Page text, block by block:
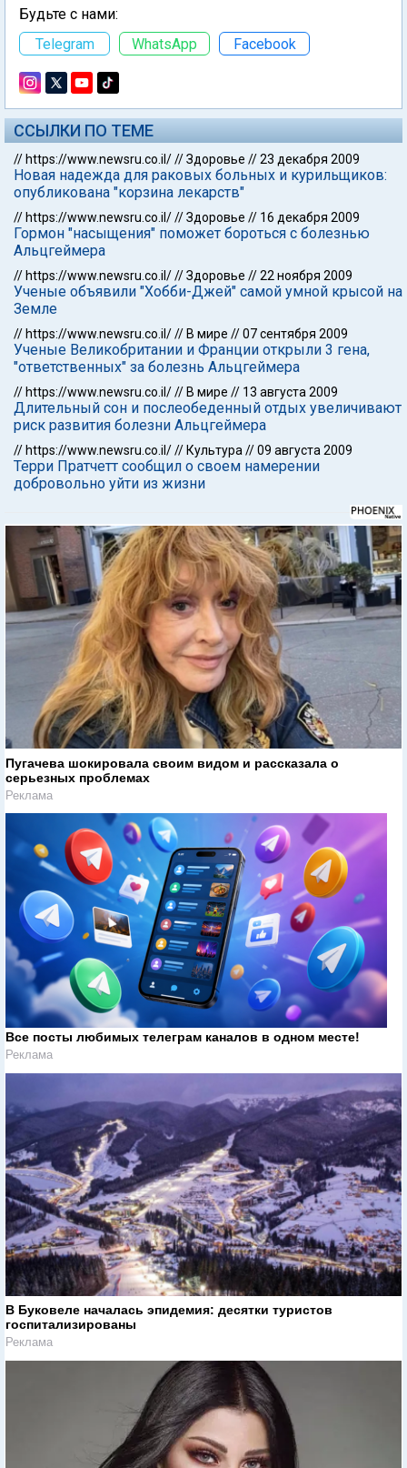
Будьте с нами:
Telegram
WhatsApp Facebook
ССЫЛКИ ПО ТЕМЕ
// https://www.newsru.co.il///Здоровье //23 декабря 2009
Новая надежда для раковых больных и курильщиков:
опубликована "корзина лекарств"
// https://www.newsru.co.il///Здоровье // 16 декабря 2009
Гормон "насыщения" поможет бороться с болезнью
Альцгеймера
// https://www.newsru.co.il///Здоровье //22 ноября 2009
Ученые объявили "Хобби-Джей" самой умной крысой на
Земле
// https://www.newsru.co.il/// В мире //07 сентября 2009
Ученые Великобритании и Франции открыли 3 гена,
"ответственных" за болезнь Альцгеймера
// https://www.newsru.co.il/// В мире // 13 августа 2009
Длительный сон и послеобеденный отдых увеличивают
риск развития болезни Альцгеймера
// https://www.newsru.co.il/// Культура //09 августа 2009
Терри Пратчетт сообщил о своем намерении
добровольно уйти из жизни
Пугачева шокировала своим видом и рассказала о
серьезных проблемах
Реклама
Все посты любимых телеграм каналов в одном месте!
Реклама
В Буковеле началась эпидемия: десятки туристов
госпитализированы
Реклама